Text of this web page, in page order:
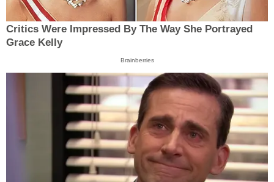
Critics Were Impressed By The Way She Portrayed
Grace Kelly
Brainberries